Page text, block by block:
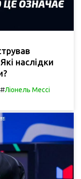
наслідки
#Ліонель Мессі